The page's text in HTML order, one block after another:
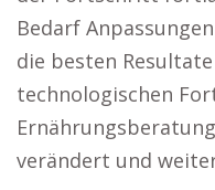
Bedarf
die besten
technologischen
verändert und